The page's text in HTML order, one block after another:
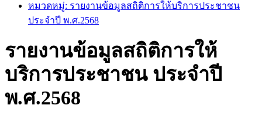
หมวดหมู่: รายงานข้อมูลสถิติการให้บริการประชาชน
ประจำปี พ.ศ.2568
รายงานข้อมูลสถิติการให้
บริการประชาชน ประจำปี
พ.ศ.2568